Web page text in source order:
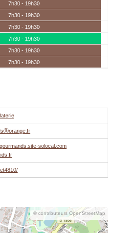
7h30 - 19h30
7h30 - 19h30
7h30 - 19h30
7h30 - 19h30
7h30 - 19h30
7h30 - 19h30
solocal.com
© contributeurs OpenStreetMap